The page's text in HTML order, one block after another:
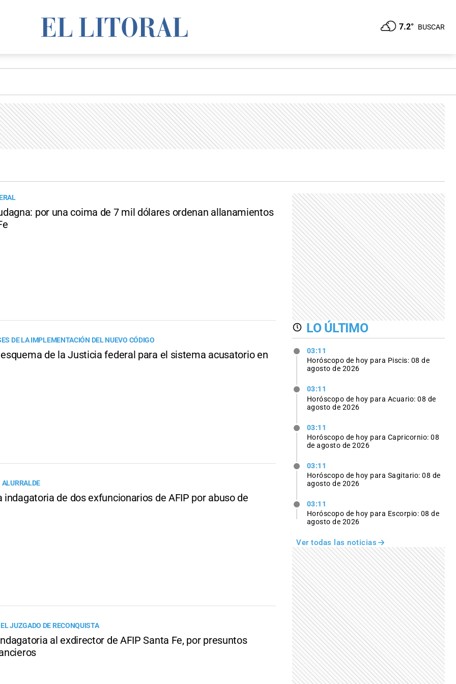
7.2° BUSCAR
por una coima de 7 mil dólares ordenan allanamientos
DE LA IMPLEMENTACIÓN DEL NUEVO CÓDIGO
de la Justicia federal para el sistema acusatorio en
indagatoria de dos exfuncionarios de AFIP por abuso de
JUZGADO DE RECONQUISTA
al exdirector de AFIP Santa Fe, por presuntos
LO ÚLTIMO
03:11
Horóscopo de hoy para Piscis: 08 de
agosto de 2026
03:11
Horóscopo de hoy para Acuario: 08 de
agosto de 2026
03:11
Horóscopo de hoy para Capricornio: 08
de agosto de 2026
03:11
Horóscopo de hoy para Sagitario: 08 de
agosto de 2026
03:11
Horóscopo de hoy para Escorpio: 08 de
agosto de 2026
Ver todas las noticias